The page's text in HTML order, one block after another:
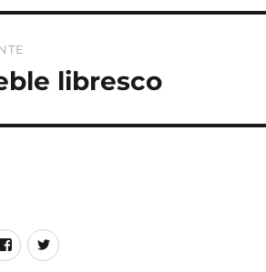
libresco
FacebookTwitter